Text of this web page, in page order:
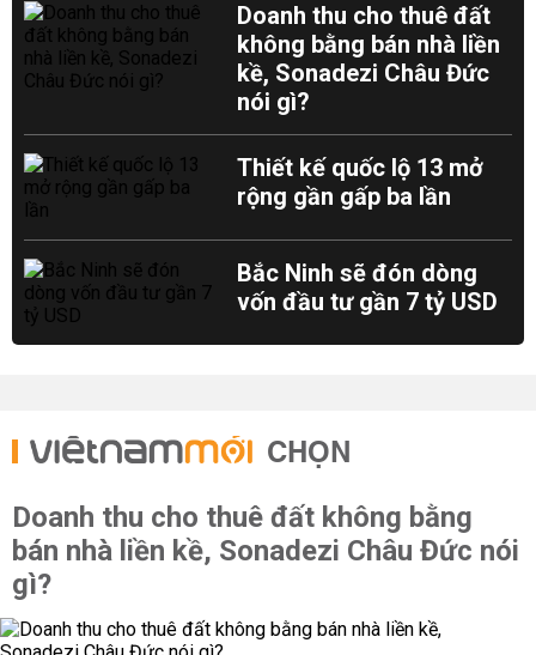
Doanh thu cho thuê đất
không bằng bán nhà liền
kề, Sonadezi Châu Đức
nói gì?
Thiết kế quốc lộ 13 mở
rộng gần gấp ba lần
Bắc Ninh sẽ đón dòng
vốn đầu tư gần 7 tỷ USD
CHỌN
Doanh thu cho thuê đất không bằng
bán nhà liền kề, Sonadezi Châu Đức nói
gì?